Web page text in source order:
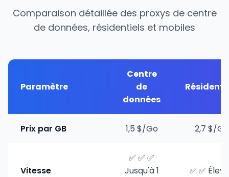
Comparaison détaillée des proxys de centre
de données, résidentiels et mobiles
Paramètre
Centre
de
données
Prix par GB 1,5 $/Go 2,7 $/Go
Vitesse
✅ ✅ ✅
Jusqu'à 1
✅ ✅